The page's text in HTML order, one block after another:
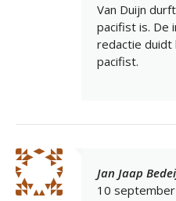
Van Duijn
pacifist is. De
redactie duidt
pacifist.
Jan Jaap
10